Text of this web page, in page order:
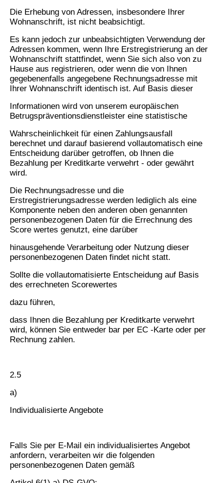
Die Erhebung von Adressen, insbesondere Ihrer
Wohnanschrift, ist nicht beabsichtigt.
Es kann jedoch zur unbeabsichtigten Verwendung der
Adressen kommen, wenn Ihre Erstregistrierung an der
Wohnanschrift stattfindet, wenn Sie sich also von zu
Hause aus registrieren, oder wenn die von Ihnen
gegebenenfalls angegebene Rechnungsadresse mit
Ihrer Wohnanschrift identisch ist. Auf Basis dieser
Informationen wird von unserem europäischen
Betrugspräventionsdienstleister eine statistische
Wahrscheinlichkeit für einen Zahlungsausfall
berechnet und darauf basierend vollautomatisch eine
Entscheidung darüber getroffen, ob Ihnen die
Bezahlung per Kreditkarte verwehrt - oder gewährt
wird.
Die Rechnungsadresse und die
Erstregistrierungsadresse werden lediglich als eine
Komponente neben den anderen oben genannten
personenbezogenen Daten für die Errechnung des
Score wertes genutzt, eine darüber
hinausgehende Verarbeitung oder Nutzung dieser
personenbezogenen Daten findet nicht statt.
Sollte die vollautomatisierte Entscheidung auf Basis
des errechneten Scorewertes
dazu führen,
dass Ihnen die Bezahlung per Kreditkarte verwehrt
wird, können Sie entweder bar per EC -Karte oder per
Rechnung zahlen.
2.5
a)
Individualisierte Angebote
Falls Sie per E-Mail ein individualisiertes Angebot
anfordern, verarbeiten wir die folgenden
personenbezogenen Daten gemäß